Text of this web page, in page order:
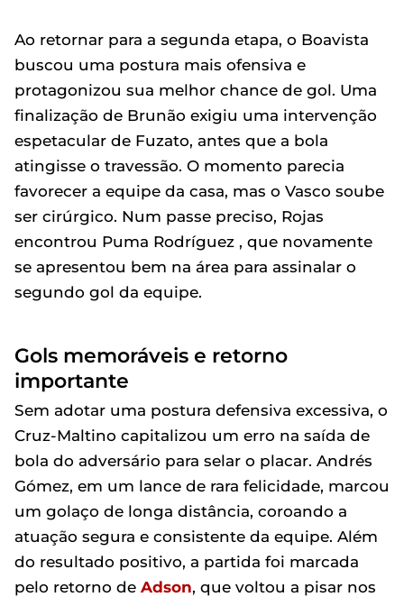
Ao retornar para a segunda etapa, o Boavista
buscou uma postura mais ofensiva e
protagonizou sua melhor chance de gol. Uma
finalização de Brunão exigiu uma intervenção
espetacular de Fuzato, antes que a bola
atingisse o travessão. O momento parecia
favorecer a equipe da casa, mas o Vasco soube
ser cirúrgico. Num passe preciso, Rojas
encontrou Puma Rodríguez , que novamente
se apresentou bem na área para assinalar o
segundo gol da equipe.
Gols memoráveis e retorno
importante
Sem adotar uma postura defensiva excessiva, o
Cruz-Maltino capitalizou um erro na saída de
bola do adversário para selar o placar. Andrés
Gómez, em um lance de rara felicidade, marcou
um golaço de longa distância, coroando a
atuação segura e consistente da equipe. Além
do resultado positivo, a partida foi marcada
pelo retorno de Adson, que voltou a pisar nos